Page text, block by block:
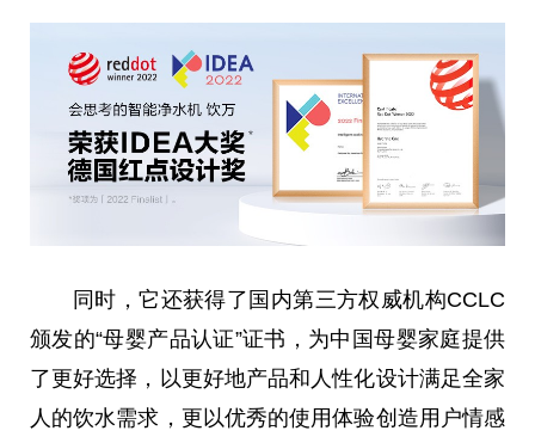
同时，它还获得了国内第三方权威机构CCLC
颁发的“母婴产品认证”证书，为中国母婴家庭提供
了更好选择，以更好地产品和人性化设计满足全家
人的饮水需求，更以优秀的使用体验创造用户情感